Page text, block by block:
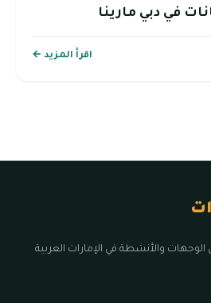
في دبي مارينا
اقرأ المزيد ←
والأنشطة في الإمارات العربية